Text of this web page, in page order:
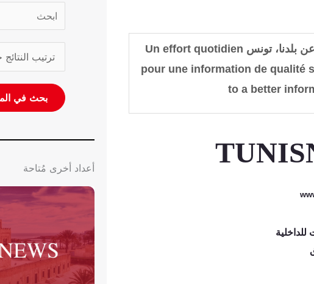
عن بلدنا، تونس Un effort quotidien
pour une information de qualité
to a better
أعداد أخرى مُتاحة